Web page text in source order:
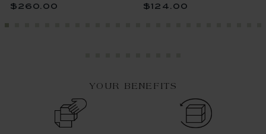
$260.00 $124.00
YOUR BENEFITS